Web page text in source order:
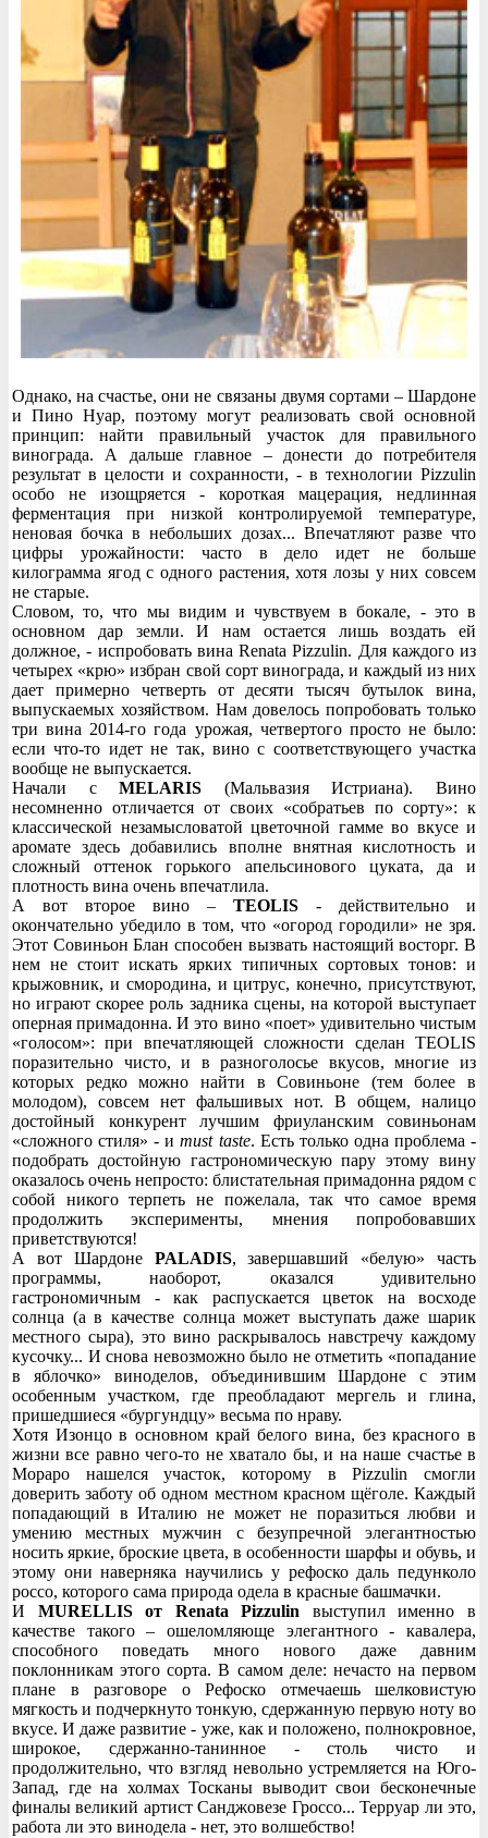
Однако, на счастье, они не связаны двумя сортами – Шардоне
и Пино Нуар, поэтому могут реализовать свой основной
принцип: найти правильный участок для правильного
винограда. А дальше главное – донести до потребителя
результат в целости и сохранности, - в технологии Pizzulin
особо не изощряется - короткая мацерация, недлинная
ферментация при низкой контролируемой температуре,
неновая бочка в небольших дозах... Впечатляют разве что
цифры урожайности: часто в дело идет не больше
килограмма ягод с одного растения, хотя лозы у них совсем
не старые.
Словом, то, что мы видим и чувствуем в бокале, - это в
основном дар земли. И нам остается лишь воздать ей
должное, - испробовать вина Renata Pizzulin. Для каждого из
четырех «крю» избран свой сорт винограда, и каждый из них
дает примерно четверть от десяти тысяч бутылок вина,
выпускаемых хозяйством. Нам довелось попробовать только
три вина 2014-го года урожая, четвертого просто не было:
если что-то идет не так, вино с соответствующего участка
вообще не выпускается.
Начали сMELARIS (Мальвазия Истриана). Вино
несомненно отличается от своих «собратьев по сорту»: к
классической незамысловатой цветочной гамме во вкусе и
аромате здесь добавились вполне внятная кислотность и
сложный оттенок горького апельсинового цуката, да и
плотность вина очень впечатлила.
А вот второе вино – TEOLIS - действительно и
окончательно убедило в том, что «огород городили» не зря.
Этот Совиньон Блан способен вызвать настоящий восторг. В
нем не стоит искать ярких типичных сортовых тонов: и
крыжовник, и смородина, и цитрус, конечно, присутствуют,
но играют скорее роль задника сцены, на которой выступает
оперная примадонна. И это вино «поет» удивительно чистым
«голосом»: при впечатляющей сложности сделан TEOLIS
поразительно чисто, и в разноголосье вкусов, многие из
которых редко можно найти в Совиньоне (тем более в
молодом), совсем нет фальшивых нот. В общем, налицо
достойный конкурент лучшим фриуланским совиньонам
«сложного стиля» - иmust taste. Есть только одна проблема -
подобрать достойную гастрономическую пару этому вину
оказалось очень непросто: блистательная примадонна рядом с
собой никого терпеть не пожелала, так что самое время
продолжить эксперименты, мнения попробовавших
приветствуются!
А вот Шардоне PALADIS, завершавший «белую» часть
программы, наоборот, оказался удивительно
гастрономичным - как распускается цветок на восходе
солнца (а в качестве солнца может выступать даже шарик
местного сыра), это вино раскрывалось навстречу каждому
кусочку... И снова невозможно было не отметить «попадание
в яблочко» виноделов, объединившим Шардоне с этим
особенным участком, где преобладают мергель и глина,
пришедшиеся «бургундцу» весьма по нраву.
Хотя Изонцо в основном край белого вина, без красного в
жизни все равно чего-то не хватало бы, и на наше счастье в
Мораро нашелся участок, которому в Pizzulin смогли
доверить заботу об одном местном красном щёголе. Каждый
попадающий в Италию не может не поразиться любви и
умению местных мужчин с безупречной элегантностью
носить яркие, броские цвета, в особенности шарфы и обувь, и
этому они наверняка научились у рефоско даль педунколо
россо, которого сама природа одела в красные башмачки.
И MURELLIS от Renata Pizzulin выступил именно в
качестве такого – ошеломляюще элегантного - кавалера,
способного поведать много нового даже давним
поклонникам этого сорта. В самом деле: нечасто на первом
плане в разговоре о Рефоско отмечаешь шелковистую
мягкость и подчеркнуто тонкую, сдержанную первую ноту во
вкусе. И даже развитие - уже, как и положено, полнокровное,
широкое, сдержанно-танинное - столь чисто и
продолжительно, что взгляд невольно устремляется на Юго-
Запад, где на холмах Тосканы выводит свои бесконечные
финалы великий артист Санджовезе Гроссо... Терруар ли это,
работа ли это винодела - нет, это волшебство!